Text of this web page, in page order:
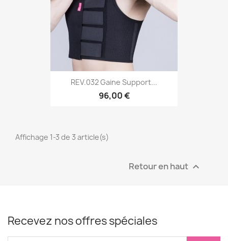
REV.032 Gaine Support...
96,00 €
Affichage 1-3 de 3 article(s)
Retour en haut 
Recevez nos offres spéciales